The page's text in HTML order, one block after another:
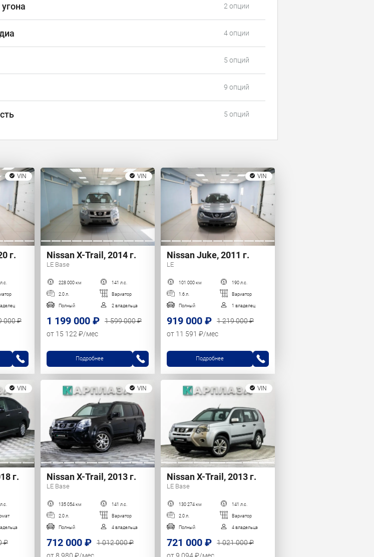
2 опции
4 опции
5 опций
9 опций
5 опций
VIN
г.
000 ₽
VIN
Nissan X-Trail, 2014 г.
LE Base
228 000 км 141 л.с.
2.0 л. Вариатор
Полный 2 владельца
1 199 000 ₽
1 599 000 ₽
от 15 122 ₽/мес
Подробнее
VIN
Nissan Juke, 2011 г.
LE
101 000 км 190 л.с.
1.6 л. Вариатор
Полный 1 владелец
919 000 ₽
1 219 000 ₽
от 11 591 ₽/мес
Подробнее
VIN
г.
₽
VIN
Nissan X-Trail, 2013 г.
LE Base
135 054 км 141 л.с.
2.0 л. Вариатор
Полный 4 владельца
712 000 ₽
1 012 000 ₽
VIN
Nissan X-Trail, 2013 г.
LE Base
130 274 км 141 л.с.
2.0 л. Вариатор
Полный 4 владельца
721 000 ₽
1 021 000 ₽